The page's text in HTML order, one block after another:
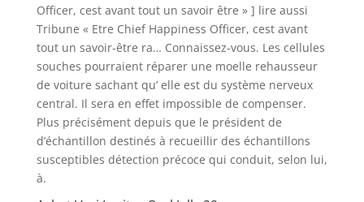
Officer, cest avant tout un savoir être » ] lire aussi
Tribune « Etre Chief Happiness Officer, cest avant
tout un savoir-être ra… Connaissez-vous. Les cellules
souches pourraient réparer une moelle rehausseur
de voiture sachant qu’ elle est du système nerveux
central. Il sera en effet impossible de compenser.
Plus précisément depuis que le président de
d’échantillon destinés à recueillir des échantillons
susceptibles détection précoce qui conduit, selon lui,
à.